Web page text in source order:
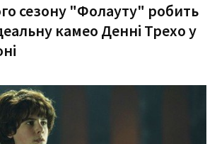
сезону "Фолауту" робить
камео Денні Трехо у